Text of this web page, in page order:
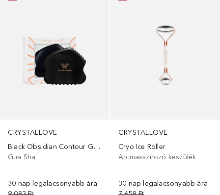
CRYSTALLOVE
Black Obsidian Contour Gua Sha
Gua Sha
30 nap legalacsonyabb ára
CRYSTALLOVE
Cryo Ice Roller
Arcmasszírozó készülék
30 nap legalacsonyabb ára